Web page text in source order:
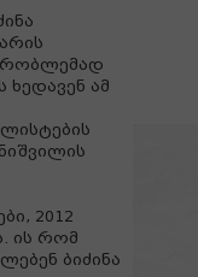
ამ
2012
ის რომ
ბიძინა